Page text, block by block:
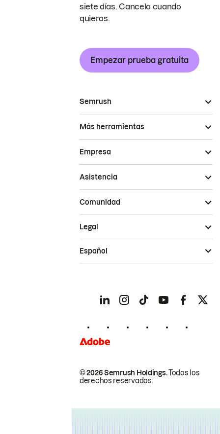
siete días. Cancela cuando
quieras.
Empezar prueba gratuita
Semrush
Más herramientas
Empresa
Asistencia
Comunidad
© 2026 Semrush Holdings.Todos los
derechos reservados.
Legal
Español